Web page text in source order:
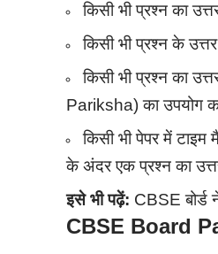
किसी भी प्रश्न का
किसी भी प्रश्न के
किसी भी प्रश्न का
Pariksha) का उपयोग
किसी भी पेपर में
के अंदर एक प्रश्न का
इसे भी पढ़ें: CBSE बोर्ड
CBSE Board